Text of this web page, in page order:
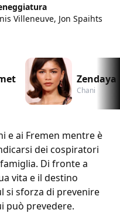
Villeneuve, Jon Spaihts
Zendaya
Chani
e ai Fremen mentre è
dei cospiratori
Di fronte a
vita e il destino
si sforza di prevenire
può prevedere.